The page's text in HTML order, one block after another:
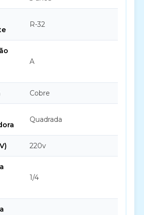
R-32
A
Cobre
Quadrada
220v
1/4